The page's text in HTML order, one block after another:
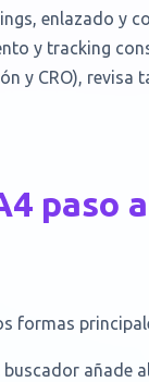
enlazado y
y tracking
y CRO),
paso
formas
buscador añade